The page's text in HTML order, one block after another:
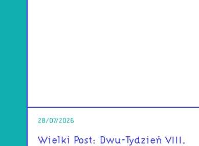
28/07/2026
Wielki Post: Dwu-Tydzień VIII.